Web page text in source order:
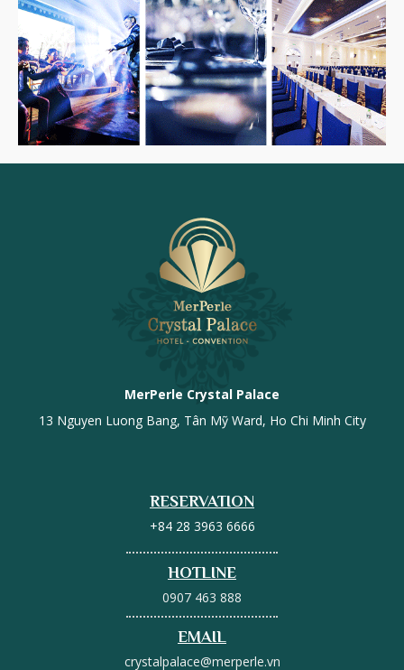
MerPerle Crystal Palace
13 Nguyen Luong Bang, Tân Mỹ Ward, Ho Chi Minh City
RESERVATION
+84 28 3963 6666
HOTLINE
0907 463 888
EMAIL
crystalpalace@merperle.vn